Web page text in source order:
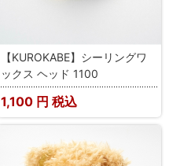
【KUROKABE】シーリングワ
ックス ヘッド 1100
1,100 円 税込